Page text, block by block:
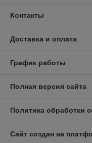
Контакты
Доставка и оплата
График работы
Полная версия сайта
Политика обработки
Сайт создан на